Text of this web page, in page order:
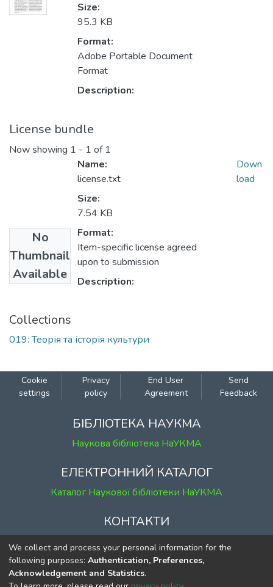
Size:
95.3 KB
Format:
Adobe Portable Document
Format
Description:
License bundle
Now showing 1 - 1 of 1
No
Thumbnail
Available
Name:
license.txt
Size:
7.54 KB
Format:
Item-specific license agreed
upon to submission
Description:
Down
load
Collections
019: Теорія та історія культури
Cookie
settings
Privacy
policy
End User
Agreement
Send
Feedback
БІБЛІОТЕКА НАУКМА
Наукова бібліотека НаУКМА
ЕЛЕКТРОННИЙ КАТАЛОГ
Каталог Наукової бібліотеки НаУКМА
КОНТАКТИ
м. Київ, вул. Григорія Сковороди, 2
к. 1, к. 120
тел. (044) 463-69-31
We collect and process your personal information for the
following purposes: Authentication, Preferences,
Acknowledgement and Statistics.